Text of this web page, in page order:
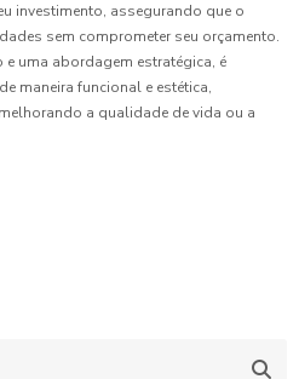
investimento, assegurando que o
sem comprometer seu orçamento.
uma abordagem estratégica, é
maneira funcional e estética,
a qualidade de vida ou a